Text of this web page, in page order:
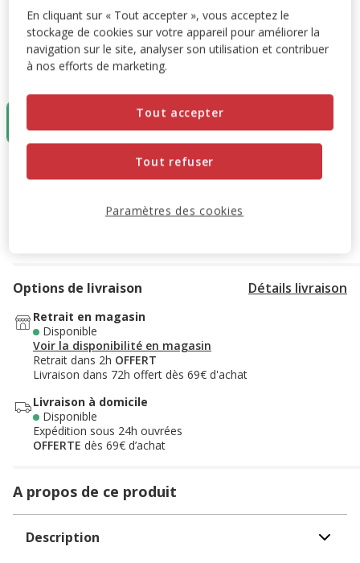
Taille:35x35x10 cm
16.02€
16.02€
Options de livraison Détails livraison
Retrait en magasin
Disponible
Voir la disponibilité en magasin
Retrait dans 2h OFFERT
Livraison dans 72h offert dès 69€ d'achat
Livraison à domicile
Disponible
Expédition sous 24h ouvrées
OFFERTE dès 69€ d’achat
A propos de ce produit
Description
En cliquant sur « Tout accepter », vous acceptez le
stockage de cookies sur votre appareil pour améliorer la
navigation sur le site, analyser son utilisation et contribuer
à nos efforts de marketing.
Tout refuser
Tout accepter
Paramètres des cookies